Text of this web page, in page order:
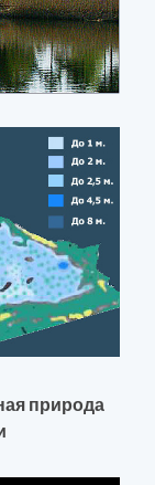
природа